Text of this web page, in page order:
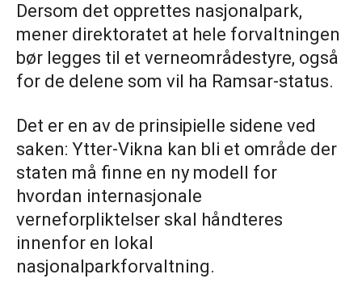
Dersom det opprettes nasjonalpark,
mener direktoratet at hele forvaltningen
bør legges til et verneområdestyre, også
for de delene som vil ha Ramsar-status.
Det er en av de prinsipielle sidene ved
saken: Ytter-Vikna kan bli et område der
staten må finne en ny modell for
hvordan internasjonale
verneforpliktelser skal håndteres
innenfor en lokal
nasjonalparkforvaltning.